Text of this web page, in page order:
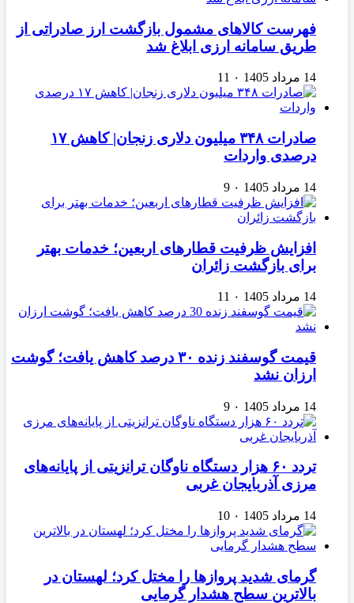
فهرست کالاهای مشمول بازگشت ارز صادراتی از
طریق سامانه ارزی ابلاغ شد
14 مرداد 1405 ۰ 11
صادرات ۳۴۸ میلیون دلاری زنجان| ‌کاهش ۱۷
درصدی واردات
14 مرداد 1405 ۰ 9
افزایش ظرفیت قطارهای اربعین؛ خدمات بهتر
برای بازگشت زائران
14 مرداد 1405 ۰ 11
قیمت گوسفند زنده ۳۰ درصد کاهش یافت؛ گوشت
ارزان نشد
14 مرداد 1405 ۰ 9
تردد ۶۰ هزار دستگاه ناوگان ترانزیتی از پایانه‌های
مرزی آذربایجان ‌غربی
14 مرداد 1405 ۰ 10
گرمای شدید پروازها را مختل کرد؛ لهستان در
بالاترین سطح هشدار گرمایی